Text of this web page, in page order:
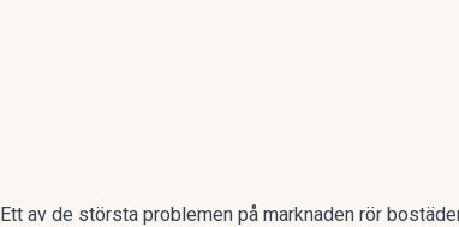
Ett av de största problemen på marknaden rör